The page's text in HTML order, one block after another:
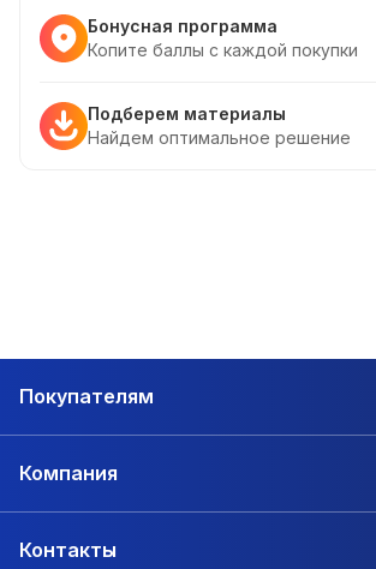
Бонусная программа
Копите баллы с каждой покупки
Подберем материалы
Найдем оптимальное решение
Покупателям
Компания
Контакты